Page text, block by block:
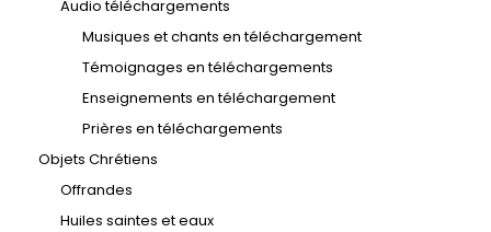
Audio téléchargements
Musiques et chants en téléchargement
Témoignages en téléchargements
Enseignements en téléchargement
Prières en téléchargements
Objets Chrétiens
Offrandes
Huiles saintes et eaux